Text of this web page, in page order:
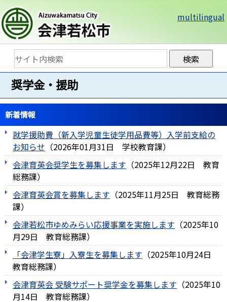
multilingual
奨学金・援助
新着情報
就学援助費（新入学児童生徒学用品費等）入学前支給の
お知らせ （2026年01月31日 学校教育課）
会津育英会奨学生を募集します （2025年12月22日
教育
総務課）
会津育英会賞を募集します （2025年11月25日
教育総務
課）
会津若松市ゆめみらい応援事業を実施します （2025年10
月29日
教育総務課）
「会津学生寮」入寮生を募集します （2025年10月24日
教育総務課）
会津育英会 受験サポート奨学金を募集します （2025年10
月14日
教育総務課）